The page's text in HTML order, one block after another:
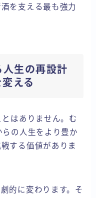
を支える最も強力
人生の再設計
える
とはありません。む
の人生をより豊か
する価値がありま
的に変わります。そ